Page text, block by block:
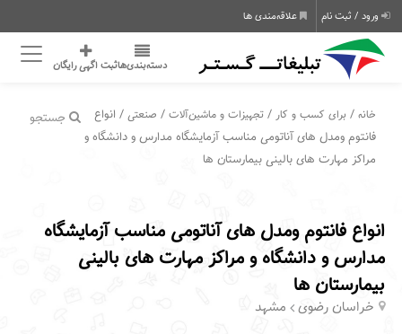
ورود / ثبت نام علاقه‌مندی ها
دسته‌بندی‌هاثبت اگهی رایگان
جستجو خانه / برای کسب و کار /تجهیزات و ماشین‌آلات / صنعتی / انواع
فانتوم ومدل های آناتومی مناسب آزمایشگاه مدارس و دانشگاه و
مراکز مهارت های بالینی بیمارستان ها
انواع فانتوم ومدل های آناتومی مناسب آزمایشگاه
مدارس و دانشگاه و مراکز مهارت های بالینی
بیمارستان ها
خراسان رضوی مشهد